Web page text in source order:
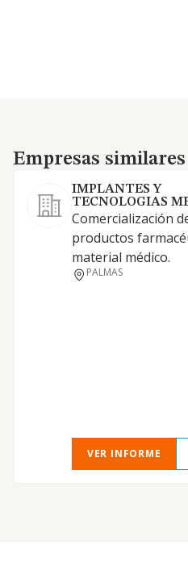
Empresas similares
Empresas similares
IMPLANTES Y
TECNOLOGIAS
Comercialización
productos
material médico.
PALMAS
VER INFORME